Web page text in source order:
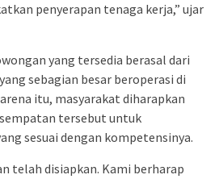
penyerapan tenaga kerja,” ujar
yang tersedia berasal dari
sebagian besar beroperasi di
itu, masyarakat diharapkan
tersebut untuk
sesuai dengan kompetensinya.
telah disiapkan. Kami berharap